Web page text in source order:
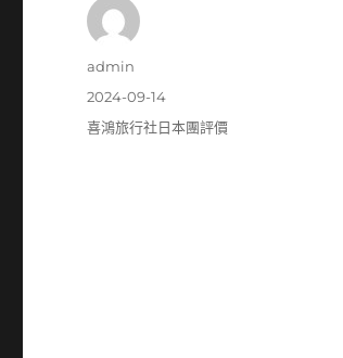
作
admin
發
佈
2024-09-14
分
喜鴻旅行社日本團評價